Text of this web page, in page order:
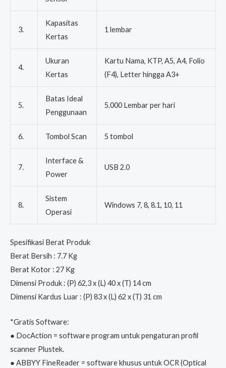
3.
Kapasitas
Kertas
1 lembar
4.
Ukuran
Kertas
Kartu Nama, KTP, A5, A4, Folio
(F4), Letter hingga A3+
5.
Batas Ideal
Penggunaan
5.000 Lembar per hari
6. Tombol Scan 5 tombol
7.
Interface &
Power
USB 2.0
8.
Sistem
Operasi
Windows 7, 8, 8.1, 10, 11
Spesifikasi Berat Produk
Berat Bersih : 7.7 Kg
Berat Kotor : 27 Kg
Dimensi Produk : (P) 62,3 x (L) 40 x (T) 14 cm
Dimensi Kardus Luar : (P) 83 x (L) 62 x (T) 31 cm
*Gratis Software:
● DocAction = software program untuk pengaturan profil
scanner Plustek.
● ABBYY FineReader = software khusus untuk OCR (Optical